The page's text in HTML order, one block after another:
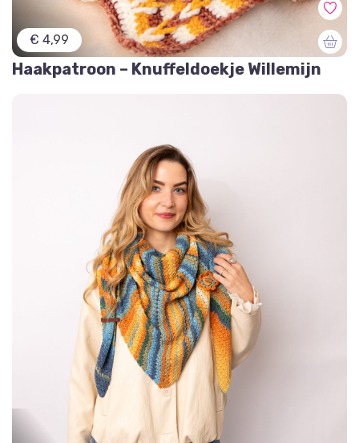
€ 4,99
Haakpatroon – Knuffeldoekje Willemijn